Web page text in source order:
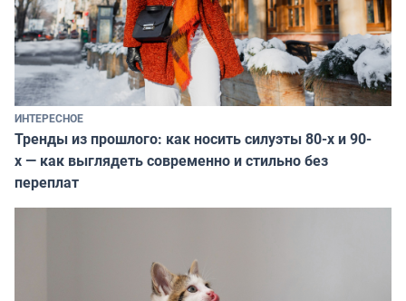
ИНТЕРЕСНОЕ
Тренды из прошлого: как носить силуэты 80-х и 90-
х — как выглядеть современно и стильно без
переплат